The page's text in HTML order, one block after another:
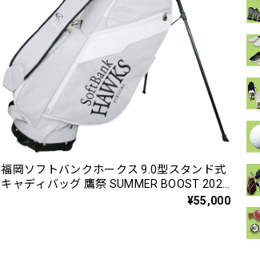
福岡ソフトバンクホークス 9.0型スタンド式
キャディバッグ 鷹祭 SUMMER BOOST 2026
¥55,000